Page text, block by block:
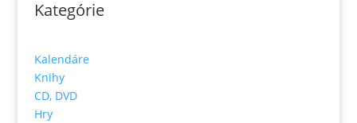
Kategórie
Kalendáre
Knihy
CD, DVD
Hry